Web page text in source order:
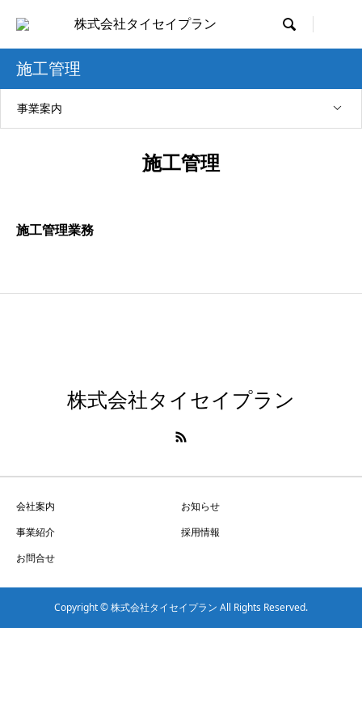

施工管理
事業案内
施工管理
施工管理業務
株式会社タイセイプラン
会社案内
お知らせ
事業紹介
採用情報
お問合せ
Copyright © 株式会社タイセイプラン All Rights Reserved.